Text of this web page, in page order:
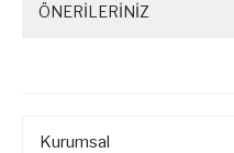
ÖNERİLERİNİZ
Kurumsal